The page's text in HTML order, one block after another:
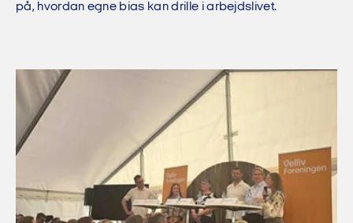
på, hvordan egne bias kan drille i arbejdslivet.